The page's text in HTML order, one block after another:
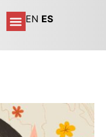
EN ES